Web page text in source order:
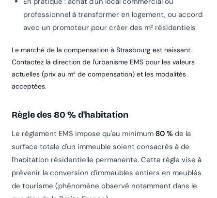
professionnel à transformer en logement, ou accord
avec un promoteur pour créer des m² résidentiels
Le marché de la compensation à Strasbourg est naissant.
Contactez la direction de l'urbanisme EMS pour les valeurs
actuelles (prix au m² de compensation) et les modalités
acceptées.
Règle des 80 % d'habitation
Le règlement EMS impose qu'au minimum 80 % de la
surface totale d'un immeuble soient consacrés à de
l'habitation résidentielle permanente. Cette règle vise à
prévenir la conversion d'immeubles entiers en meublés
de tourisme (phénomène observé notamment dans le